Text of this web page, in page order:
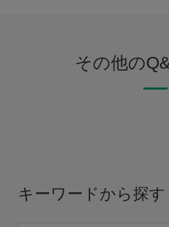
その他の
キーワードから探す